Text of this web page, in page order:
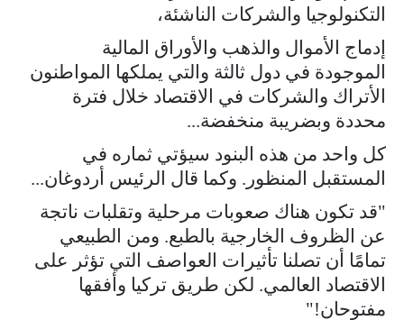
التكنولوجيا والشركات الناشئة،
إدماج الأموال والذهب والأوراق المالية
الموجودة في دول ثالثة والتي يملكها المواطنون
الأتراك والشركات في الاقتصاد خلال فترة
محددة وبضريبة منخفضة...
كل واحد من هذه البنود سيؤتي ثماره في
المستقبل المنظور. وكما قال الرئيس أردوغان...
"قد تكون هناك صعوبات مرحلية وتقلبات ناتجة
عن الظروف الخارجية بالطبع. ومن الطبيعي
تمامًا أن تصلنا تأثيرات العواصف التي تؤثر على
الاقتصاد العالمي. لكن طريق تركيا وأفقها
مفتوحان!"